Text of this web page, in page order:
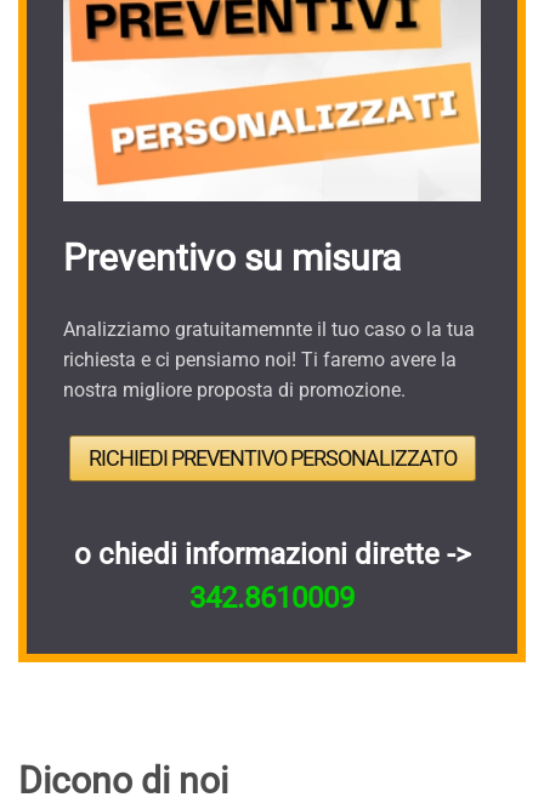
Preventivo su misura
Analizziamo gratuitamemnte il tuo caso o la tua
richiesta e ci pensiamo noi! Ti faremo avere la
nostra migliore proposta di promozione.
RICHIEDI PREVENTIVO PERSONALIZZATO
o chiedi informazioni dirette ->
342.8610009
Dicono di noi